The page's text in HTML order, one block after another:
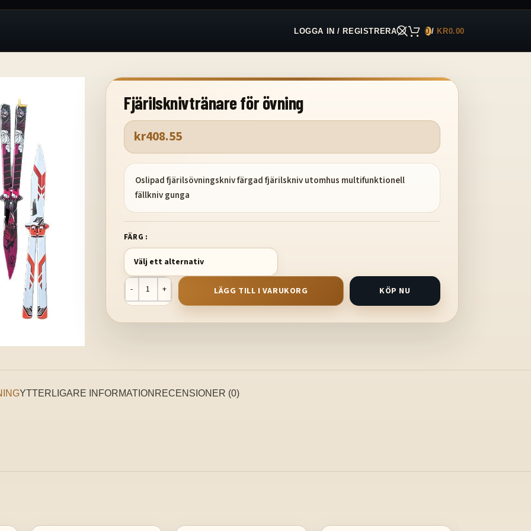
LOGGA IN / REGISTRERA 0/ KR0.00
Fjärilsknivtränare för övning
kr408.55
Oslipad fjärilsövningskniv färgad fjärilskniv utomhus multifunktionell
fällkniv gunga
FÄRG
LÄGG TILL I VARUKORG KÖP NU
YTTERLIGARE INFORMATION RECENSIONER (0)